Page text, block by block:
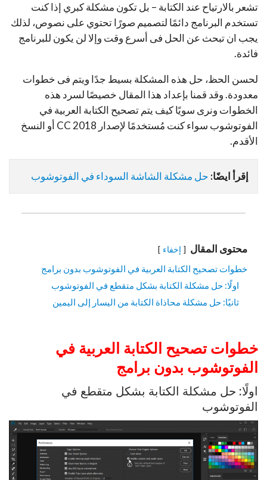
تشعر بالارتياح عند الكتابة – بل تكون مشكلة كبري إذا كنت
تستخدم البرنامج دائمًا لتصميم صورًا تحتوي على نصوص، لذلك
يجب ان تبحث عن الحل فى أسرع وقت وإلا لن يكون للبرنامج
فائدة.
لحسن الحظ، حل هذه المشكلة بسيط جدًا ويتم فى خطوات
معدودة. وقد قمنا بإعداد هذا المقال خصيصًا لسرد هذه
الخطوات ونرى سويًا كيف يتم تصحيح الكتابة العربية في
الفوتوشوب سواء كنت مُستخدمًا لإصدار CC 2018 أو النسخ
الأقدم.
إقرأ ايضًا: حل مشكلة الشاشة السوداء في الفوتوشوب
محتوى المقال إخفاء
خطوات تصحيح الكتابة العربية في الفوتوشوب بدون برامج
اولًا: حل مشكلة الكتابة بشكل متقطع في الفوتوشوب
ثانيًا: حل مشكلة محاذاة الكتابة من اليسار إلى اليمين
خطوات تصحيح الكتابة العربية في
الفوتوشوب بدون برامج
اولًا: حل مشكلة الكتابة بشكل متقطع في
الفوتوشوب